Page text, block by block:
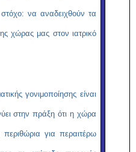
να αναδειχθούν τα
χώρας μας στον ιατρικό
γονιμοποίησης είναι
στην πράξη ότι η χώρα
περιθώρια για περαιτέρω